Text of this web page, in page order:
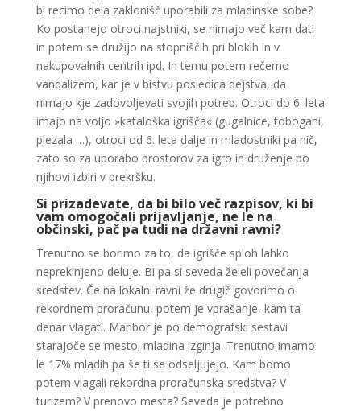
bi recimo dela zaklonišč uporabili za mladinske sobe?
Ko postanejo otroci najstniki, se nimajo več kam dati
in potem se družijo na stopniščih pri blokih in v
nakupovalnih centrih ipd. In temu potem rečemo
vandalizem, kar je v bistvu posledica dejstva, da
nimajo kje zadovoljevati svojih potreb. Otroci do 6. leta
imajo na voljo »kataloška igrišča« (gugalnice, tobogani,
plezala …), otroci od 6. leta dalje in mladostniki pa nič,
zato so za uporabo prostorov za igro in druženje po
njihovi izbiri v prekršku.
Si prizadevate, da bi bilo več razpisov, ki bi
vam omogočali prijavljanje, ne le na
občinski, pač pa tudi na državni ravni?
Trenutno se borimo za to, da igrišče sploh lahko
neprekinjeno deluje. Bi pa si seveda želeli povečanja
sredstev. Če na lokalni ravni že drugič govorimo o
rekordnem proračunu, potem je vprašanje, kam ta
denar vlagati. Maribor je po demografski sestavi
starajoče se mesto; mladina izginja. Trenutno imamo
le 17% mladih pa še ti se odseljujejo. Kam bomo
potem vlagali rekordna proračunska sredstva? V
turizem? V prenovo mesta? Seveda je potrebno